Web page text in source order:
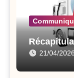
21/04/2026